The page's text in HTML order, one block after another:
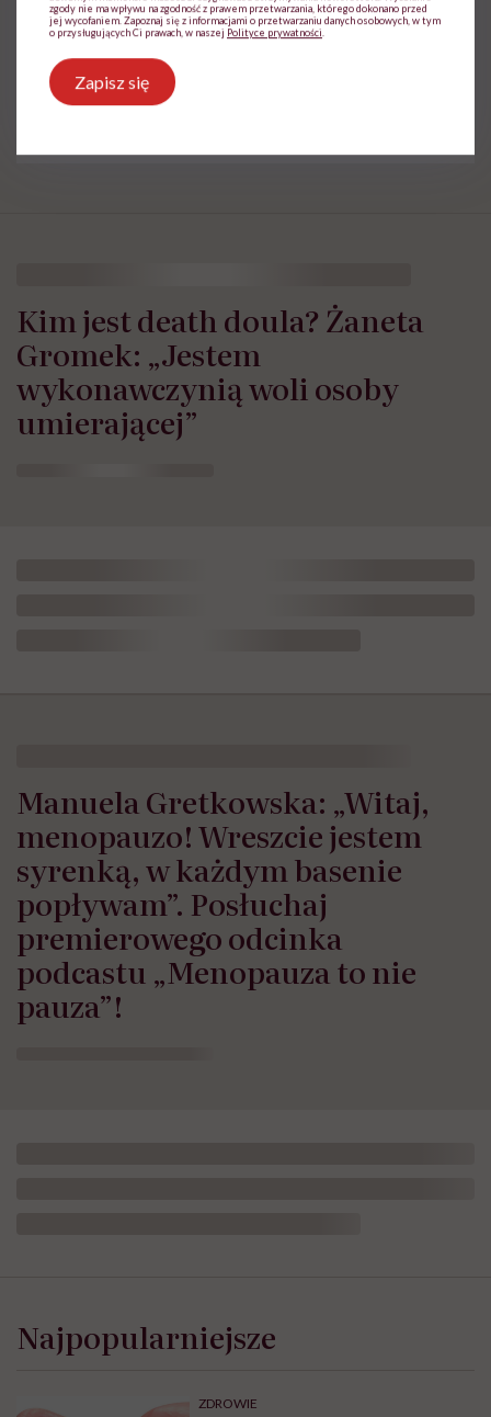
i
charakter informacyjny i nie stanowią porady
lekarskiej. Pamiętaj, że w przypadku
problemów ze zdrowiem należy bezwzględnie
Kim jest death doula? Żaneta
Gromek: „Jestem
wykonawczynią woli osoby
umierającej”
Manuela Gretkowska: „Witaj,
menopauzo! Wreszcie jestem
syrenką, w każdym basenie
popływam”. Posłuchaj
premierowego odcinka
podcastu „Menopauza to nie
pauza”!
Najpopularniejsze
ZDROWIE
zgody nie ma wpływu na zgodność z prawem przetwarzania, którego dokonano przed
jej wycofaniem. Zapoznaj się z informacjami o przetwarzaniu danych osobowych, w tym
o przysługujących Ci prawach, w naszej Polityce prywatności
Zapisz się